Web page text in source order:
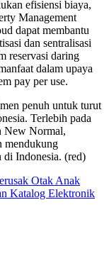
efisiensi biaya,
Management
dapat membantu
dan sentralisasi
reservasi daring
dalam upaya
pay per use.
penuh untuk turut
Terlebih pada
New Normal,
mendukung
di Indonesia. (red)
Otak Anak
Katalog Elektronik